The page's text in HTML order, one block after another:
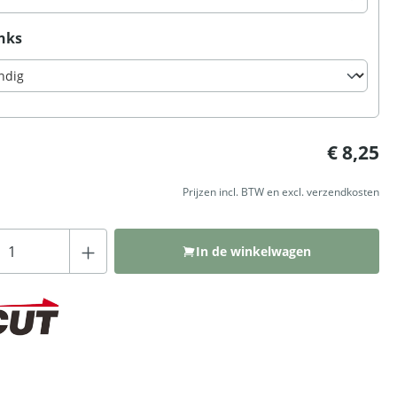
€ 8,25
Prijzen incl. BTW en excl. verzendkosten
In de winkelwagen